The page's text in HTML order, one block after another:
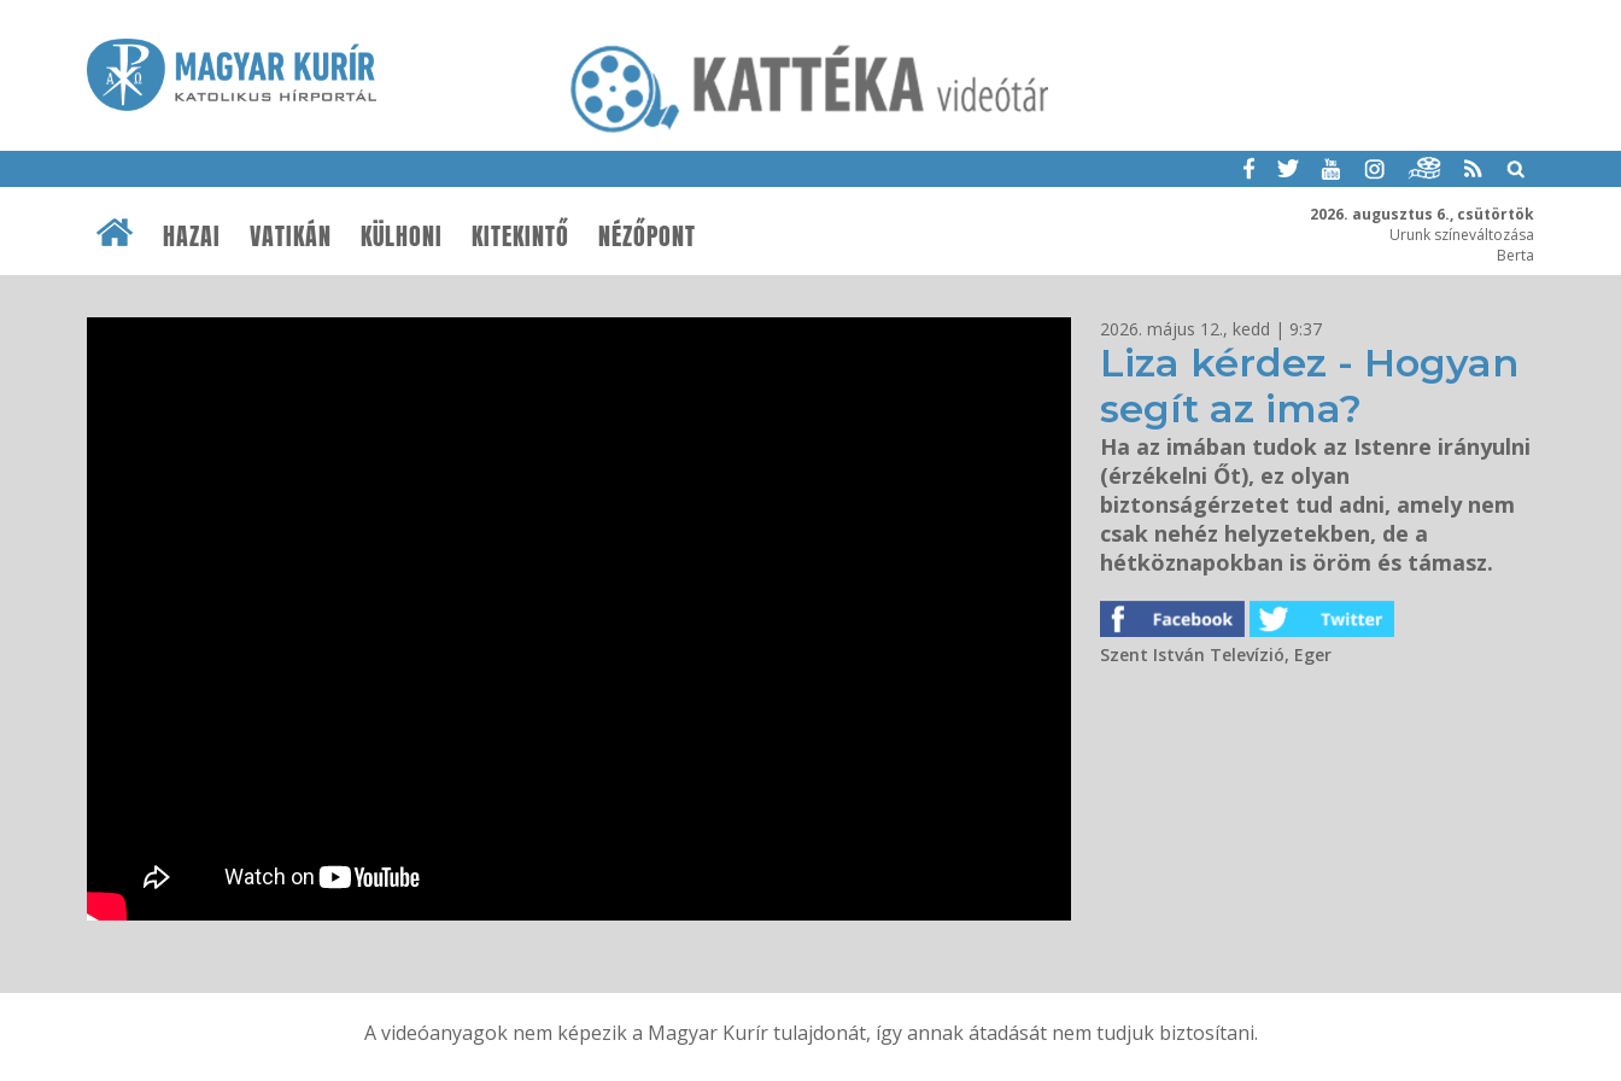
2026. augusztus 6., csütörtök
Urunk színeváltozása
Berta
HAZAI VATIKÁN KÜLHONI KITEKINTŐ NÉZŐPONT
2026. május 12., kedd | 9:37
Liza kérdez - Hogyan
segít az ima?
Ha az imában tudok az Istenre irányulni
(érzékelni Őt), ez olyan
biztonságérzetet tud adni, amely nem
csak nehéz helyzetekben, de a
hétköznapokban is öröm és támasz.
Szent István Televízió, Eger
A videóanyagok nem képezik a Magyar Kurír tulajdonát, így annak átadását nem tudjuk biztosítani.